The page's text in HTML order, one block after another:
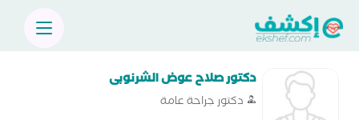
دكتور صلاح عوض الشرنوبى
دكتور جراحة عامة